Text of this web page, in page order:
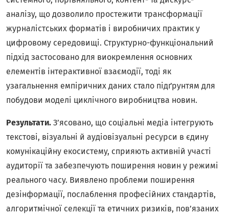
аналізу, що дозволило простежити трансформації
журналістських форматів і виробничих практик у
цифровому середовищі. Структурно-функціональний
підхід застосовано для виокремлення основних
елементів інтерактивної взаємодії, тоді як
узагальнення емпіричних даних стало підґрунтям для
побудови моделі циклічного виробництва новин.
Результати. З’ясовано, що соціальні медіа інтегрують
текстові, візуальні й аудіовізуальні ресурси в єдину
комунікаційну екосистему, сприяють активній участі
аудиторії та забезпечують поширення новин у режимі
реального часу. Виявлено проблеми поширення
дезінформації, послаблення професійних стандартів,
алгоритмічної селекції та етичних ризиків, пов’язаних